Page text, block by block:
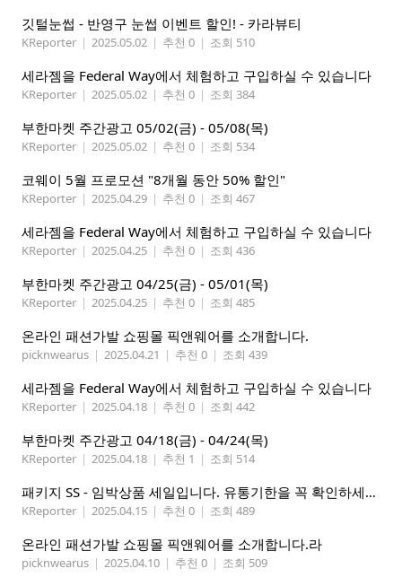
깃털눈썹 - 반영구 눈썹 이벤트 할인! - 카라뷰티
KReporter | 2025.05.02 | 추천 0 | 조회 510
세라젬을 Federal Way에서 체험하고 구입하실 수 있습니다
KReporter | 2025.05.02 | 추천 0 | 조회 384
부한마켓 주간광고 05/02(금) - 05/08(목)
KReporter | 2025.05.02 | 추천 0 | 조회 534
코웨이 5월 프로모션 "8개월 동안 50% 할인"
KReporter | 2025.04.29 | 추천 0 | 조회 467
세라젬을 Federal Way에서 체험하고 구입하실 수 있습니다
KReporter | 2025.04.25 | 추천 0 | 조회 436
부한마켓 주간광고 04/25(금) - 05/01(목)
KReporter | 2025.04.25 | 추천 0 | 조회 485
온라인 패션가발 쇼핑몰 픽앤웨어를 소개합니다.
picknwearus | 2025.04.21 | 추천 0 | 조회 439
세라젬을 Federal Way에서 체험하고 구입하실 수 있습니다
KReporter | 2025.04.18 | 추천 0 | 조회 442
부한마켓 주간광고 04/18(금) - 04/24(목)
KReporter | 2025.04.18 | 추천 1 | 조회 514
패키지 SS - 임박상품 세일입니다. 유통기한을 꼭 확인하세요.
KReporter | 2025.04.15 | 추천 0 | 조회 489
온라인 패션가발 쇼핑몰 픽앤웨어를 소개합니다.라
picknwearus | 2025.04.10 | 추천 0 | 조회 509